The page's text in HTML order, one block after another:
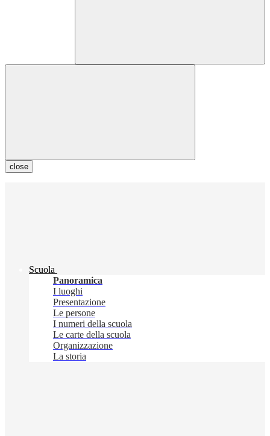
close
Scuola
Panoramica
I luoghi
Presentazione
Le persone
I numeri della scuola
Le carte della scuola
Organizzazione
La storia